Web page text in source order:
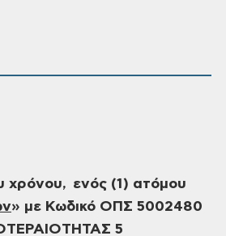
χρόνου, ενός (1) ατόμου
» με Κωδικό ΟΠΣ 5002480
5